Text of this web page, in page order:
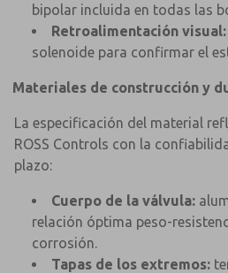
bipolar incluida en todas las
Retroalimentación visual:
solenoide para confirmar el
Materiales de construcción y
La especificación del material
ROSS Controls con la
plazo:
Cuerpo de la válvula:
relación óptima peso-
corrosión.
Tapas de los extremos: